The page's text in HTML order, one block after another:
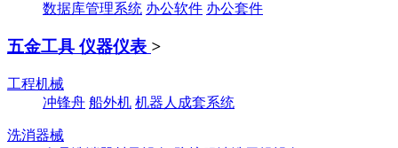
数据库管理系统 办公软件 办公套件
五金工具 仪器仪表 >
工程机械
冲锋舟 船外机 机器人成套系统
洗消器械